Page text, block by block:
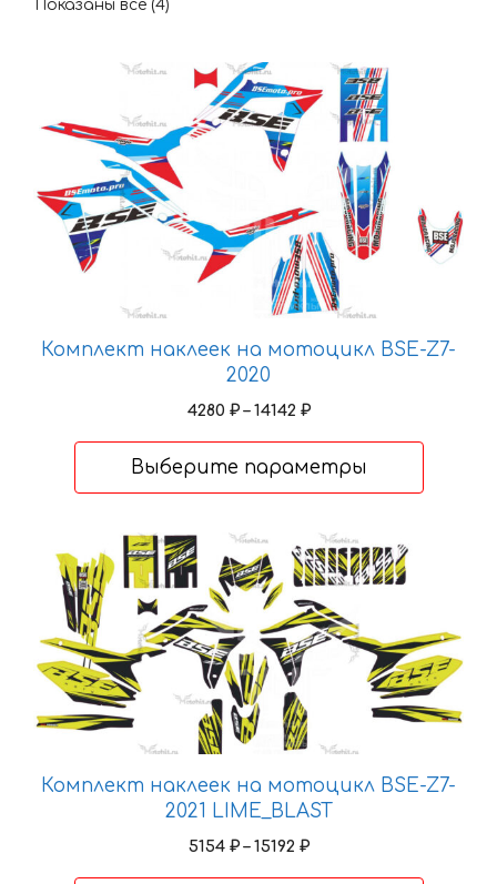
Показаны все (4)
Комплект наклеек на мотоцикл BSE-Z7-
2020
4280 ₽ – 14142 ₽Диапазон
–
Выберите параметры
имеет
несколько
вариаций.
Опции
можно
выбрать
странице
товара.
Комплект наклеек на мотоцикл BSE-Z7-
2021 LIME_BLAST
5154 ₽ – 15192 ₽Диапазон
товар
имеет
несколько
вариаций.
Опции
можно
странице